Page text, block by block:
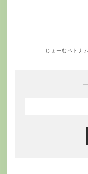
じょーむベトナ